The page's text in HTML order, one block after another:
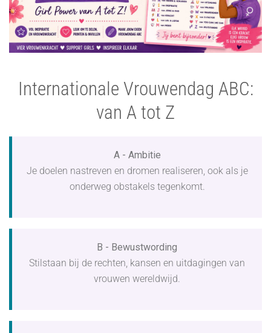
Internationale Vrouwendag ABC:
van A tot Z
A - Ambitie
Je doelen nastreven en dromen realiseren, ook als je
onderweg obstakels tegenkomt.
B - Bewustwording
Stilstaan bij de rechten, kansen en uitdagingen van
vrouwen wereldwijd.